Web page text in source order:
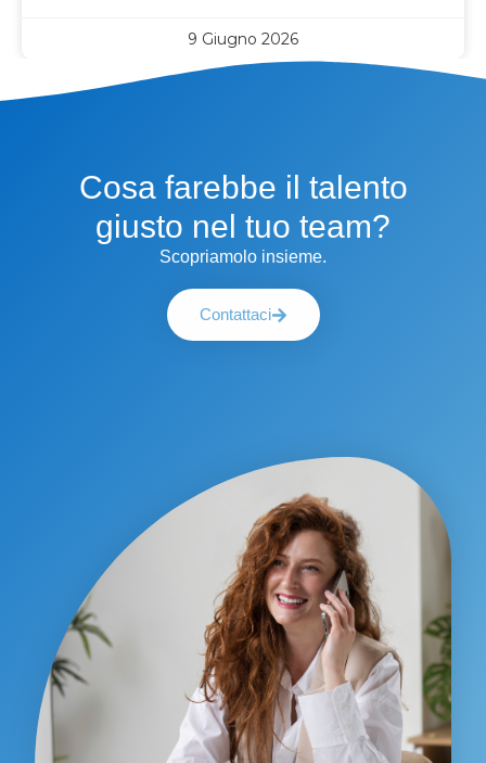
9 Giugno 2026
Cosa farebbe il talento
giusto nel tuo team?
Scopriamolo insieme.
Contattaci